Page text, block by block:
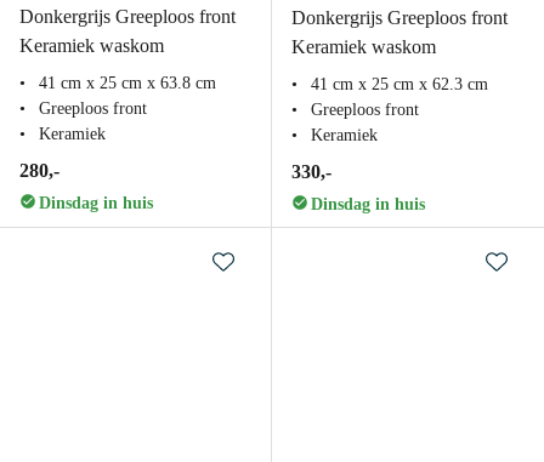
Donkergrijs Greeploos front
Keramiek waskom
41 cm x 25 cm x 63.8 cm
Greeploos front
Keramiek
280,-
Dinsdag in huis
Donkergrijs Greeploos front
Keramiek waskom
41 cm x 25 cm x 62.3 cm
Greeploos front
Keramiek
330,-
Dinsdag in huis